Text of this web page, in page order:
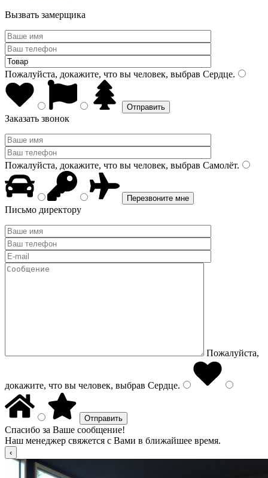
Вызвать замерщика
Пожалуйста, докажите, что вы человек, выбрав Сердце.
Заказать звонок
Пожалуйста, докажите, что вы человек, выбрав Самолёт.
Письмо директору
Пожалуйста,
докажите, что вы человек, выбрав Сердце.
Спасибо за Ваше сообщение!
Наш менеджер свяжется с Вами в ближайшее время.